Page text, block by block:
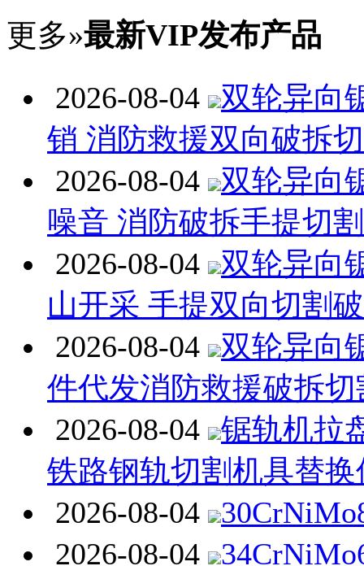
更多»最新VIP发布产品
2026-08-04
双轮异向
销 消防救援双向破拆
2026-08-04
双轮异向
噪音 消防破拆手提切
2026-08-04
双轮异向
山开采 手提双向切割
2026-08-04
双轮异向
件代发消防救援破拆
2026-08-04
锯轨机拉
铁路钢轨切割机具替换
2026-08-04
2026-08-04